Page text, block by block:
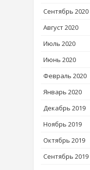
Сентябрь 2020
Август 2020
Июль 2020
Июнь 2020
Февраль 2020
Январь 2020
Декабрь 2019
Ноябрь 2019
Октябрь 2019
Сентябрь 2019